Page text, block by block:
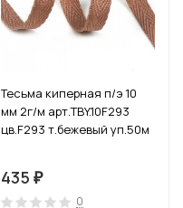
Тесьма киперная п/э 10
мм 2г/м арт.TBY.10F293
цв.F293 т.бежевый уп.50м
435 ₽
0